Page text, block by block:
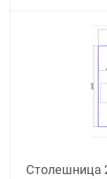
Столешница